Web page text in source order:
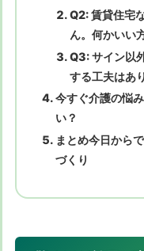
Q2: 賃貸住宅
ん。何かいい
Q3: サイン以
する工夫はあ
今すぐ介護の悩
い？
まとめ今日から
づくり